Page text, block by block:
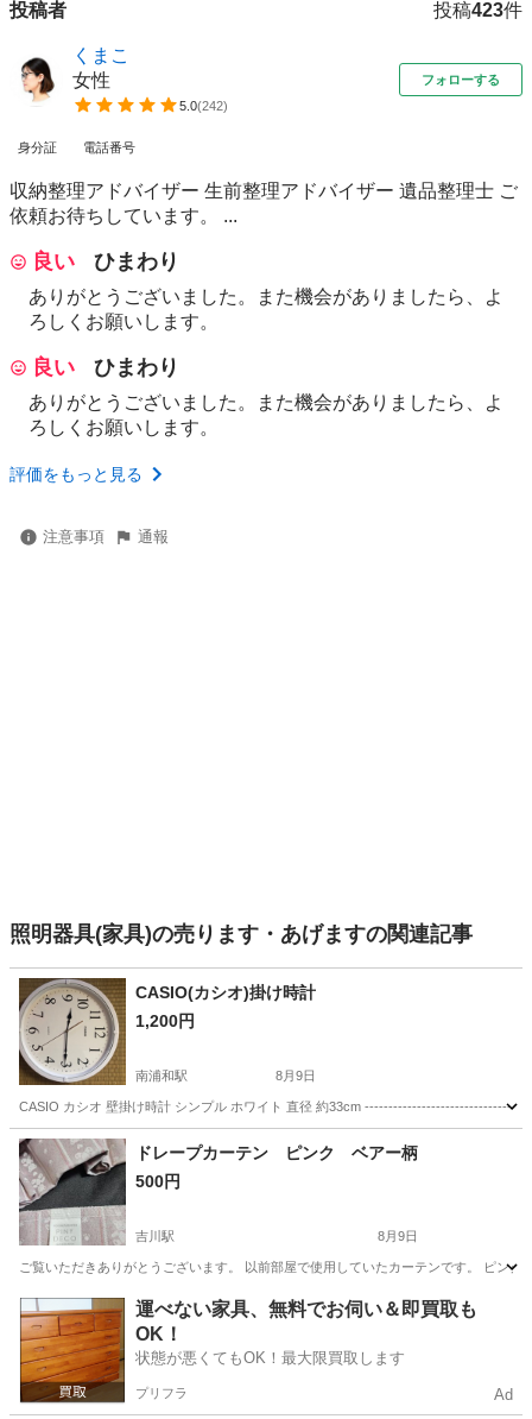
投稿者 投稿423件
くまこ
女性
5.0(242)
フォローする
身分証 電話番号
収納整理アドバイザー 生前整理アドバイザー 遺品整理士 ご
依頼お待ちしています。 ...
良い ひまわり
ありがとうございました。また機会がありましたら、よ
ろしくお願いします。
良い ひまわり
ありがとうございました。また機会がありましたら、よ
ろしくお願いします。
評価をもっと見る
注意事項 通報
照明器具(家具)の売ります・あげますの関連記事
CASIO(カシオ)掛け時計
1,200円
南浦和駅 8月9日
CASIO カシオ 壁掛け時計 シンプル ホワイト 直径 約33cm -------------------------------
埼玉 さいたま市 南浦和駅
ドレープカーテン ピンク ベアー柄
500円
吉川駅 8月9日
ご覧いただきありがとうございます。 以前部屋で使用していたカーテンです。 ピン
埼玉 吉川市 吉川駅 カーテン、ブラインド
運べない家具、無料でお伺い＆即買取も
OK！
状態が悪くてもOK！最大限買取します
プリフラ Ad